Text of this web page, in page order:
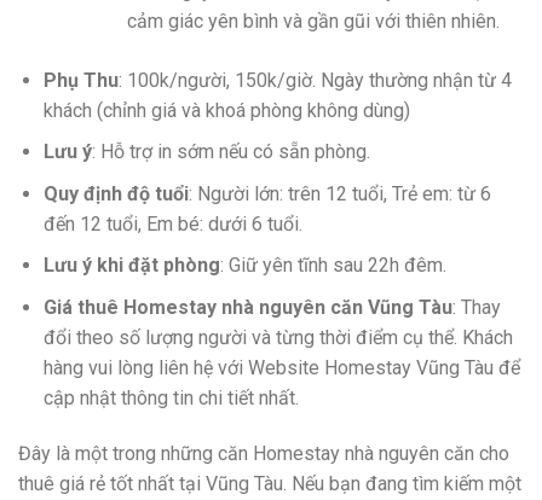
cảm giác yên bình và gần gũi với thiên nhiên.
Phụ Thu: 100k/người, 150k/giờ. Ngày thường nhận từ 4
khách (chỉnh giá và khoá phòng không dùng)
Lưu ý: Hỗ trợ in sớm nếu có sẵn phòng.
Quy định độ tuổi: Người lớn: trên 12 tuổi, Trẻ em: từ 6
đến 12 tuổi, Em bé: dưới 6 tuổi.
Lưu ý khi đặt phòng: Giữ yên tĩnh sau 22h đêm.
Giá thuê Homestay nhà nguyên căn Vũng Tàu: Thay
đổi theo số lượng người và từng thời điểm cụ thể. Khách
hàng vui lòng liên hệ với Website Homestay Vũng Tàu để
cập nhật thông tin chi tiết nhất.
Đây là một trong những căn Homestay nhà nguyên căn cho
thuê giá rẻ tốt nhất tại Vũng Tàu. Nếu bạn đang tìm kiếm một